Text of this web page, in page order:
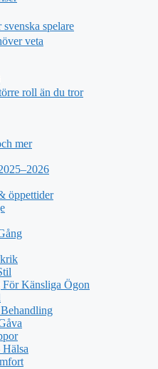
spelare
veta
roll än du tror
mer
öppettider
Känsliga Ögon